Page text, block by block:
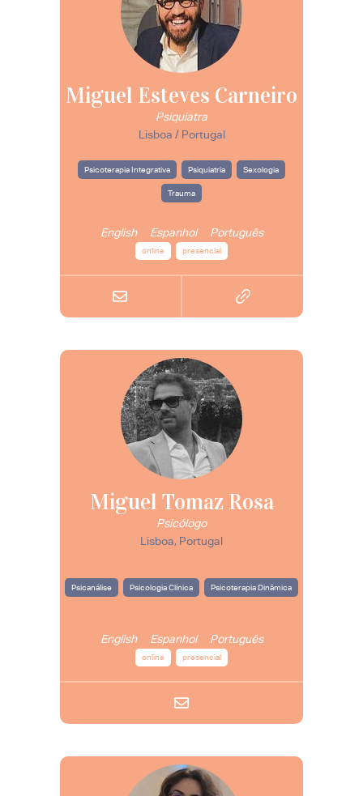
Miguel Esteves Carneiro
Psiquiatra
Lisboa / Portugal
Psicoterapia Integrativa Psiquiatria Sexologia
Trauma
English Espanhol Português
online presencial
Miguel Tomaz Rosa
Psicólogo
Lisboa, Portugal
Psicanálise Psicologia Clínica Psicoterapia Dinâmica
English Espanhol Português
online presencial